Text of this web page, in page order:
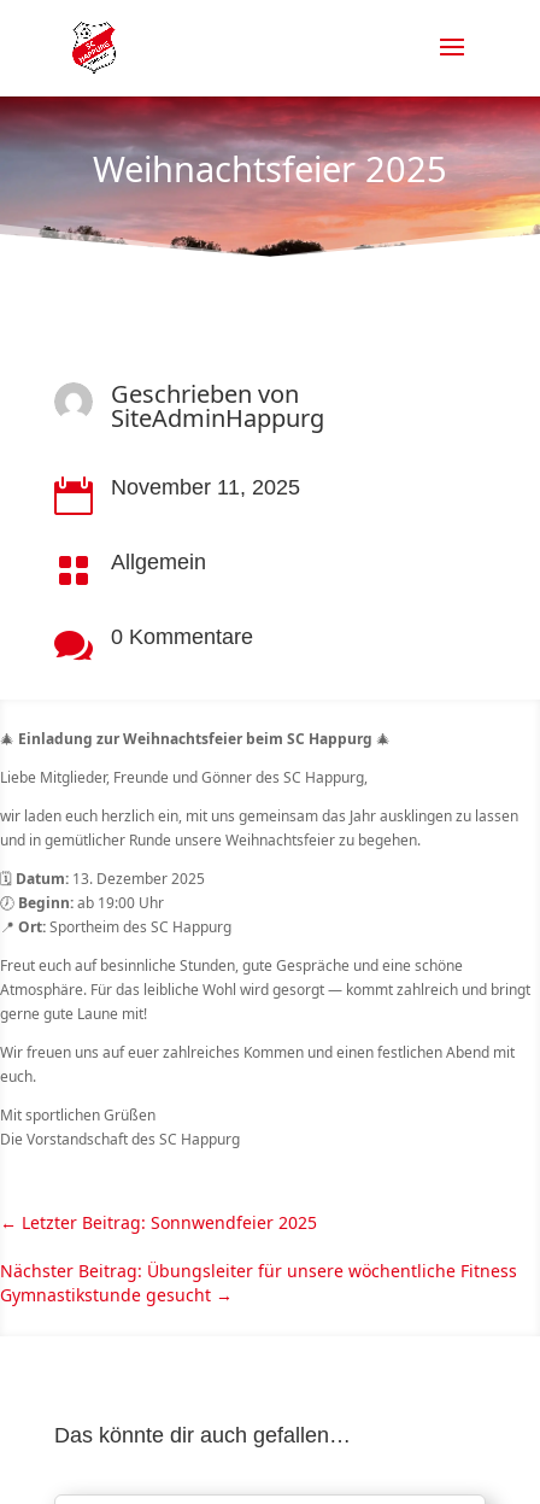
Weihnachtsfeier 2025
Geschrieben von
SiteAdminHappurg
 November 11, 2025
 Allgemein
 0 Kommentare
🎄 Einladung zur Weihnachtsfeier beim SC Happurg 🎄
Liebe Mitglieder, Freunde und Gönner des SC Happurg,
wir laden euch herzlich ein, mit uns gemeinsam das Jahr ausklingen zu lassen
und in gemütlicher Runde unsere Weihnachtsfeier zu begehen.
🗓 Datum: 13. Dezember 2025
🕖 Beginn:ab 19:00 Uhr
📍 Ort:Sportheim des SC Happurg
Freut euch auf besinnliche Stunden, gute Gespräche und eine schöne
Atmosphäre. Für das leibliche Wohl wird gesorgt — kommt zahlreich und bringt
gerne gute Laune mit!
Wir freuen uns auf euer zahlreiches Kommen und einen festlichen Abend mit
euch.
Mit sportlichen Grüßen
Die Vorstandschaft des SC Happurg
← Letzter Beitrag: Sonnwendfeier 2025
Nächster Beitrag: Übungsleiter für unsere wöchentliche Fitness
Gymnastikstunde gesucht →
Das könnte dir auch gefallen…